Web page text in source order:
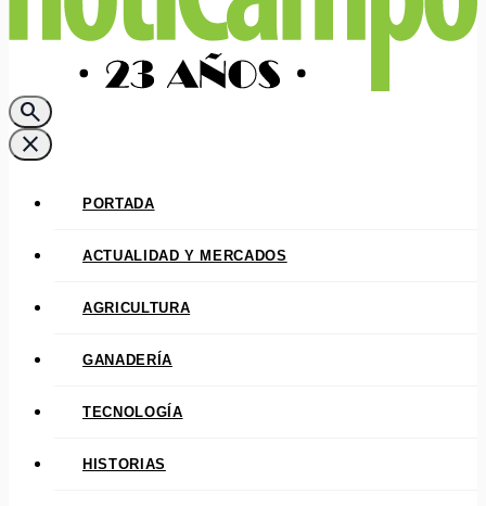
search
close
PORTADA
ACTUALIDAD Y MERCADOS
AGRICULTURA
GANADERÍA
TECNOLOGÍA
HISTORIAS